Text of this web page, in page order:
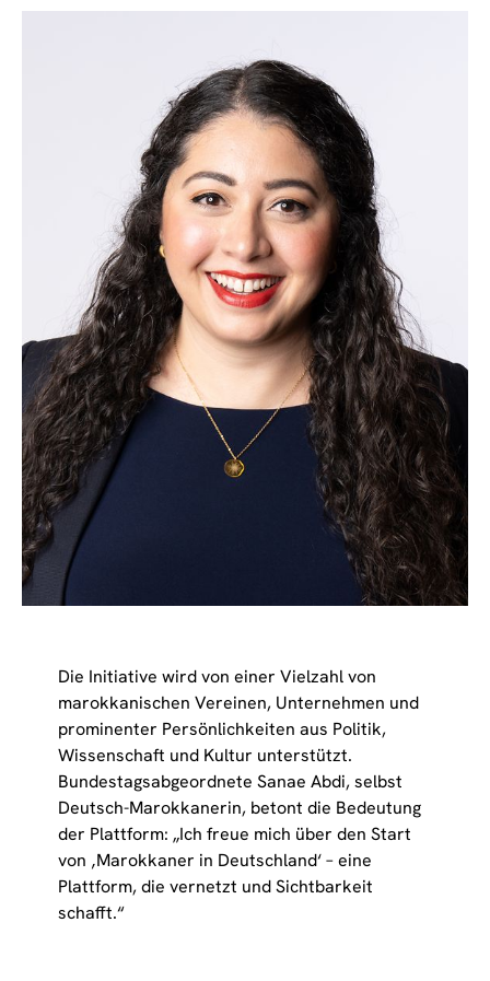
Die Initiative wird von einer Vielzahl von
marokkanischen Vereinen, Unternehmen und
prominenter Persönlichkeiten aus Politik,
Wissenschaft und Kultur unterstützt.
Bundestagsabgeordnete Sanae Abdi, selbst
Deutsch-Marokkanerin, betont die Bedeutung
der Plattform: „Ich freue mich über den Start
von ‚Marokkaner in Deutschland‘ – eine
Plattform, die vernetzt und Sichtbarkeit
schafft.“